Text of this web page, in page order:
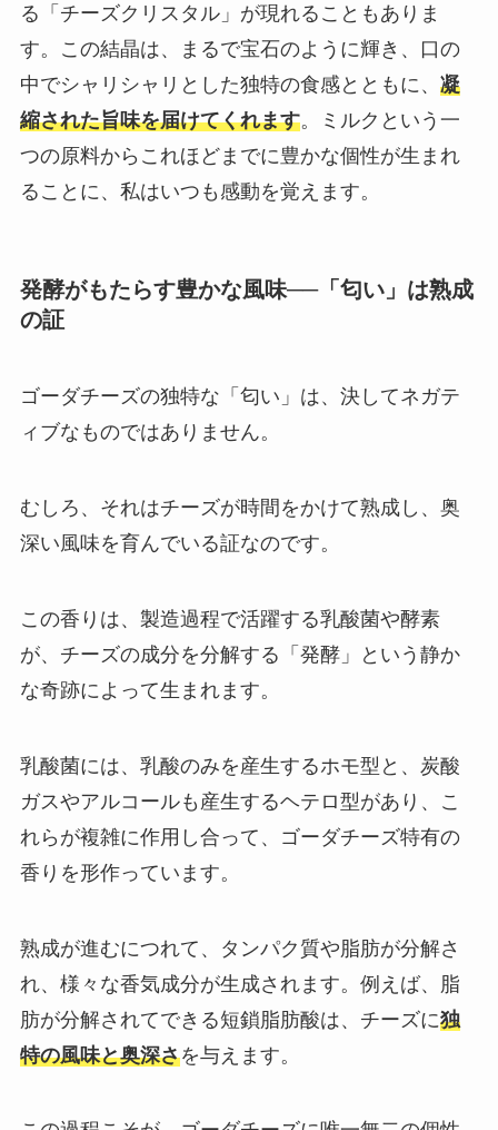
る「チーズクリスタル」が現れることもありま
す。この結晶は、まるで宝石のように輝き、口の
中でシャリシャリとした独特の食感とともに、 凝
縮された旨味を届けてくれます。ミルクという一
つの原料からこれほどまでに豊かな個性が生まれ
ることに、私はいつも感動を覚えます。
発酵がもたらす豊かな風味──「匂い」は熟成
の証
ゴーダチーズの独特な「匂い」は、決してネガテ
ィブなものではありません。
むしろ、それはチーズが時間をかけて熟成し、奥
深い風味を育んでいる証なのです。
この香りは、製造過程で活躍する乳酸菌や酵素
が、チーズの成分を分解する「発酵」という静か
な奇跡によって生まれます。
乳酸菌には、乳酸のみを産生するホモ型と、炭酸
ガスやアルコールも産生するヘテロ型があり、こ
れらが複雑に作用し合って、ゴーダチーズ特有の
香りを形作っています。
熟成が進むにつれて、タンパク質や脂肪が分解さ
れ、様々な香気成分が生成されます。例えば、脂
肪が分解されてできる短鎖脂肪酸は、チーズに独
特の風味と奥深さを与えます。